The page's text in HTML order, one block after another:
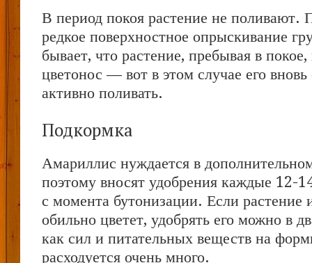
В период покоя растение не поливают.
редкое поверхностное опрыскивание
бывает, что растение, пребывая в
цветонос — вот в этом случае его вновь
активно поливать.
Подкормка
Амариллис нуждается в
поэтому вносят удобрения каждые 12-
с момента бутонизации. Если растение
обильно цветет, удобрять его можно в
как сил и питательных веществ на
расходуется очень много.